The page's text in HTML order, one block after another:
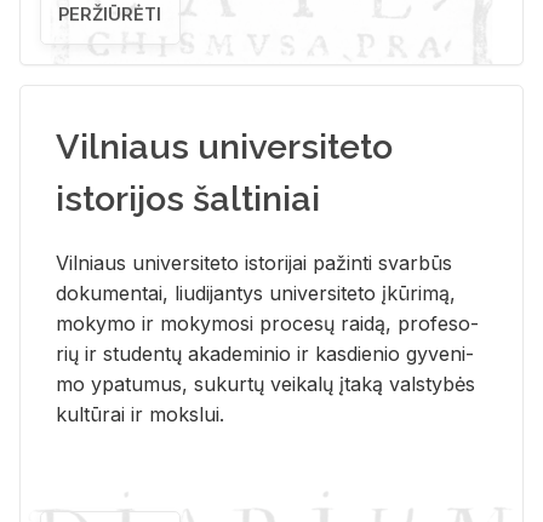
PERŽIŪRĖTI
Vilniaus universiteto
istorijos šaltiniai
Vil­niaus uni­ver­si­te­to is­to­ri­jai pa­žin­ti svar­būs
do­ku­men­tai, liu­di­jan­tys uni­ver­si­te­to įkū­ri­mą,
mo­ky­mo ir mo­ky­mo­si pro­ce­sų rai­dą, pro­fe­so­
rių ir stu­den­tų aka­de­mi­nio ir kas­die­nio gy­ve­ni­
mo ypa­tu­mus, su­kur­tų vei­ka­lų įta­ką vals­ty­bės
kul­tū­rai ir moks­lui.